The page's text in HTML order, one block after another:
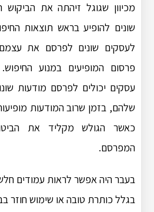
מכיוון שגוגל זיהתה את הביקוש
שונים להופיע בראש תוצאות
לעסקים שונים לפרסם את
פרסום המופיעים במנוע
עסקים יכולים לפרסם מודעות
שלהם, בזמן שרוב המודעות
כאשר הגולש מקליד את
המפרסם.
בעבר היה אפשר לראות עמודים
בגלל כותרת טובה או שימוש חוזר